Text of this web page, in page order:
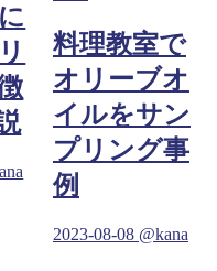
料理教室で
オリーブオ
イルをサン
プリング事
例
2023-08-08 @kana